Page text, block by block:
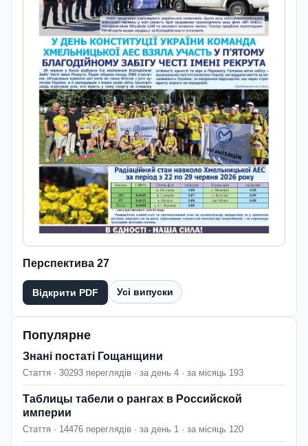
Перспектива 27
Відкрити PDF Усі випуски
Популярне
Знані постаті Гощанщини
Стаття · 30293 переглядів · за день 4 · за місяць 193
Таблицы табели о рангах в Российской
империи
Стаття · 14476 переглядів · за день 1 · за місяць 120